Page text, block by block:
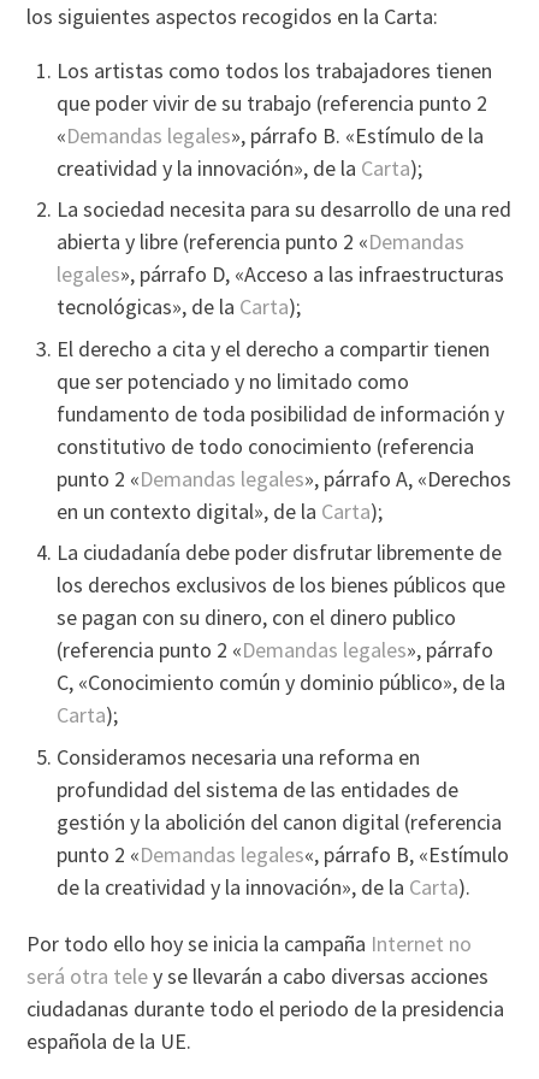
los siguientes aspectos recogidos en la Carta:
Los artistas como todos los trabajadores tienen
que poder vivir de su trabajo (referencia punto 2
«Demandas legales», párrafo B. «Estí­mulo de la
creatividad y la innovación», de la Carta);
La sociedad necesita para su desarrollo de una red
abierta y libre (referencia punto 2 «Demandas
legales», párrafo D, «Acceso a las infraestructuras
tecnológicas», de la Carta);
El derecho a cita y el derecho a compartir tienen
que ser potenciado y no limitado como
fundamento de toda posibilidad de información y
constitutivo de todo conocimiento (referencia
punto 2 «Demandas legales», párrafo A, «Derechos
en un contexto digital», de la Carta);
La ciudadaní­a debe poder disfrutar libremente de
los derechos exclusivos de los bienes públicos que
se pagan con su dinero, con el dinero publico
(referencia punto 2 «Demandas legales», párrafo
C, «Conocimiento común y dominio público», de la
Carta);
Consideramos necesaria una reforma en
profundidad del sistema de las entidades de
gestión y la abolición del canon digital (referencia
punto 2 «Demandas legales«, párrafo B, «Estí­mulo
de la creatividad y la innovación», de la Carta).
Por todo ello hoy se inicia la campaña Internet no
será otra teley se llevarán a cabo diversas acciones
ciudadanas durante todo el periodo de la presidencia
española de la UE.